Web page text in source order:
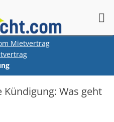
Mietvertrag
Was geht